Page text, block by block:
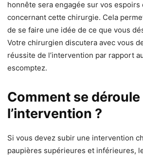
honnête sera engagée sur vos
concernant cette chirurgie. Cela
de se faire une idée de ce que vous
Votre chirurgien discutera avec vous
réussite de l’intervention par rapport
escomptez.
Comment se déroule
l’intervention ?
Si vous devez subir une intervention
paupières supérieures et inférieures,